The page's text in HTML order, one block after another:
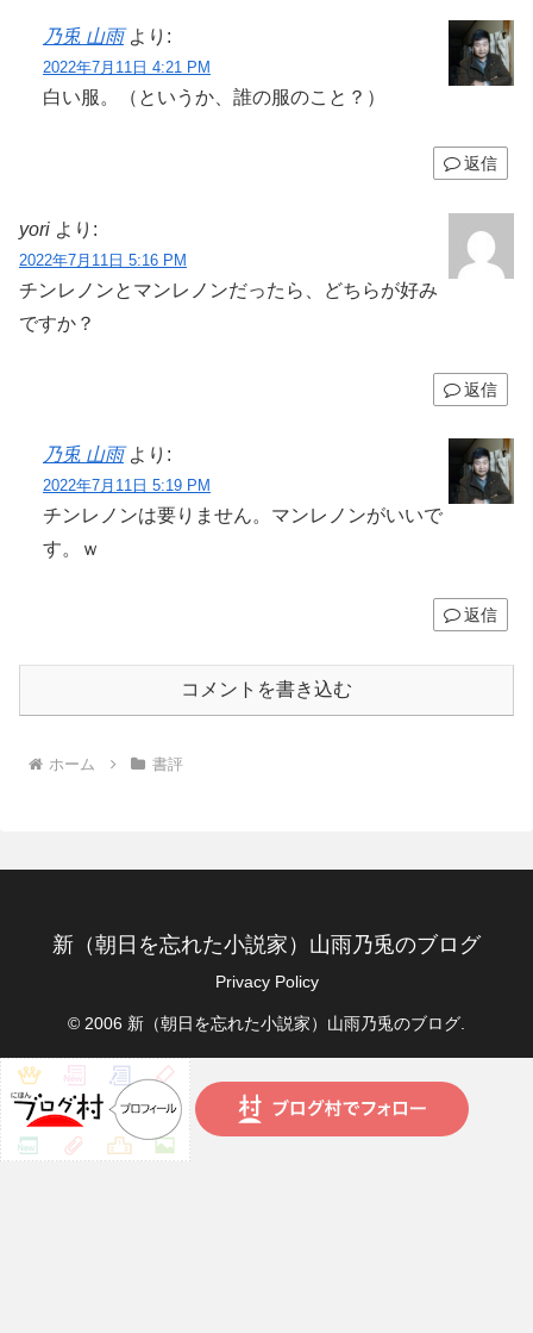
乃兎 山雨 より:
2022年7月11日 4:21 PM
白い服。（というか、誰の服のこと？）
返信
yori より:
2022年7月11日 5:16 PM
チンレノンとマンレノンだったら、どちらが好み
ですか？
返信
乃兎 山雨 より:
2022年7月11日 5:19 PM
チンレノンは要りません。マンレノンがいいで
す。ｗ
返信
コメントを書き込む
ホーム 書評
新（朝日を忘れた小説家）山雨乃兎のブログ
Privacy Policy
© 2006 新（朝日を忘れた小説家）山雨乃兎のブログ.